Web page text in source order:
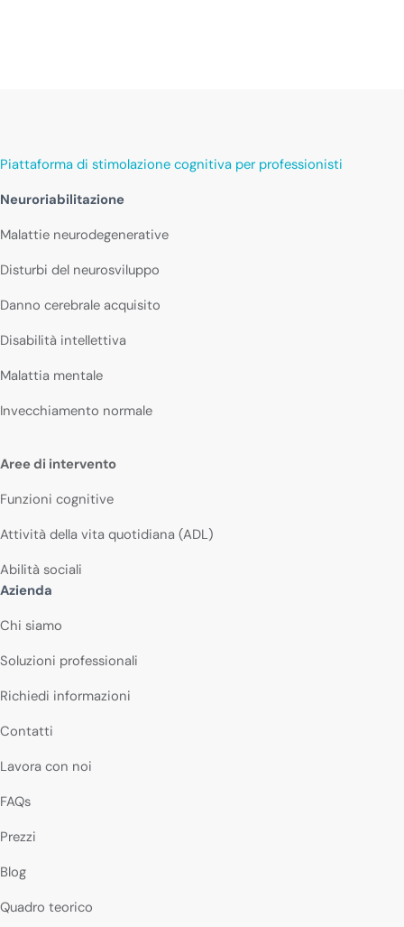
Piattaforma di stimolazione cognitiva per professionisti
Neuroriabilitazione
Malattie neurodegenerative
Disturbi del neurosviluppo
Danno cerebrale acquisito
Disabilità intellettiva
Malattia mentale
Invecchiamento normale
Aree di intervento
Funzioni cognitive
Attività della vita quotidiana (ADL)
Abilità sociali
Azienda
Chi siamo
Soluzioni professionali
Richiedi informazioni
Contatti
Lavora con noi
FAQs
Prezzi
Blog
Quadro teorico